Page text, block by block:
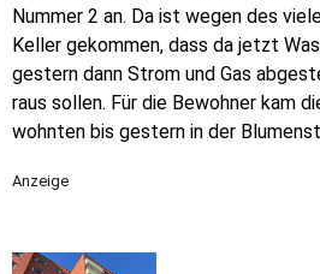
Nummer 2 an. Da ist wegen des
Keller gekommen, dass da jetzt
gestern dann Strom und Gas
raus sollen. Für die Bewohner kam
wohnten bis gestern in der
Anzeige